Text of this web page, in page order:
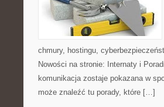
chmury, hostingu,
Nowości na stronie: Internaty i
komunikacja zostaje pokazana w
może znaleźć tu porady, które […]